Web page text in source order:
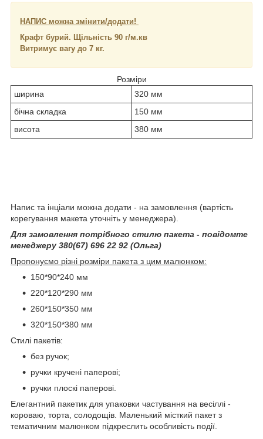
НАПИС можна змінити/додати!
Крафт бурий. Щільність 90 г/м.кв
Витримує вагу до 7 кг.
Розміри
ширина
320 мм
бічна складка
150 мм
висота
380 мм
Напис та інціали можна додати - на замовлення (вартість
корегування макета уточніть у менеджера).
Для замовлення потрібного стилю пакета - повідомте
менеджеру 380(67) 696 22 92 (Ольга)
Пропонуємо різні розміри пакета з цим малюнком:
150*90*240 мм
220*120*290 мм
260*150*350 мм
320*150*380 мм
Стилі пакетів:
без ручок;
ручки кручені паперові;
ручки плоскі паперові.
Елегантний пакетик для упаковки частування на весіллі -
короваю, торта, солодощів. Маленький місткий пакет з
тематичним малюнком підкреслить особливість події.